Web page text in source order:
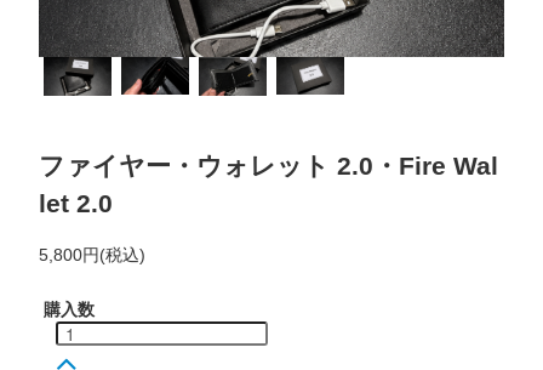
ファイヤー・ウォレット 2.0・Fire Wal
let 2.0
5,800円(税込)
購入数